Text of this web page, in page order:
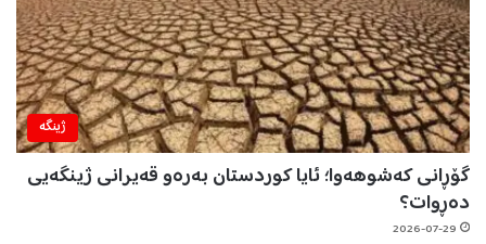
ژینگه‌
گۆڕانی کەشوهەوا؛ ئایا کوردستان بەرەو قەیرانی ژینگەیی
دەڕوات؟
2026-07-29